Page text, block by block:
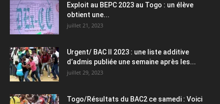
Exploit au BEPC 2023 au Togo : un élève
obtient une...
juillet 21, 2023
Urgent/ BAC II 2023 : une liste additive
d’admis publiée une semaine après les...
juillet 29, 2023
Togo/Résultats du BAC2 ce samedi : Voici